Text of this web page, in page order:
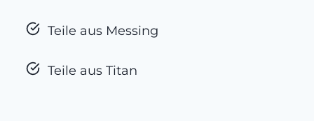
Teile aus Messing
Teile aus Titan